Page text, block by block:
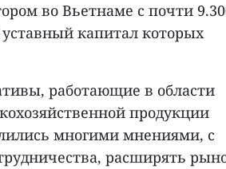
во Вьетнаме с почти
капитал которых
работающие в области
продукции
многими мнениями, с
расширять